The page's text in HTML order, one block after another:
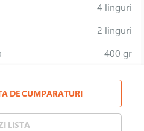
4 linguri
2 linguri
400 gr
DE CUMPARATURI
LISTA